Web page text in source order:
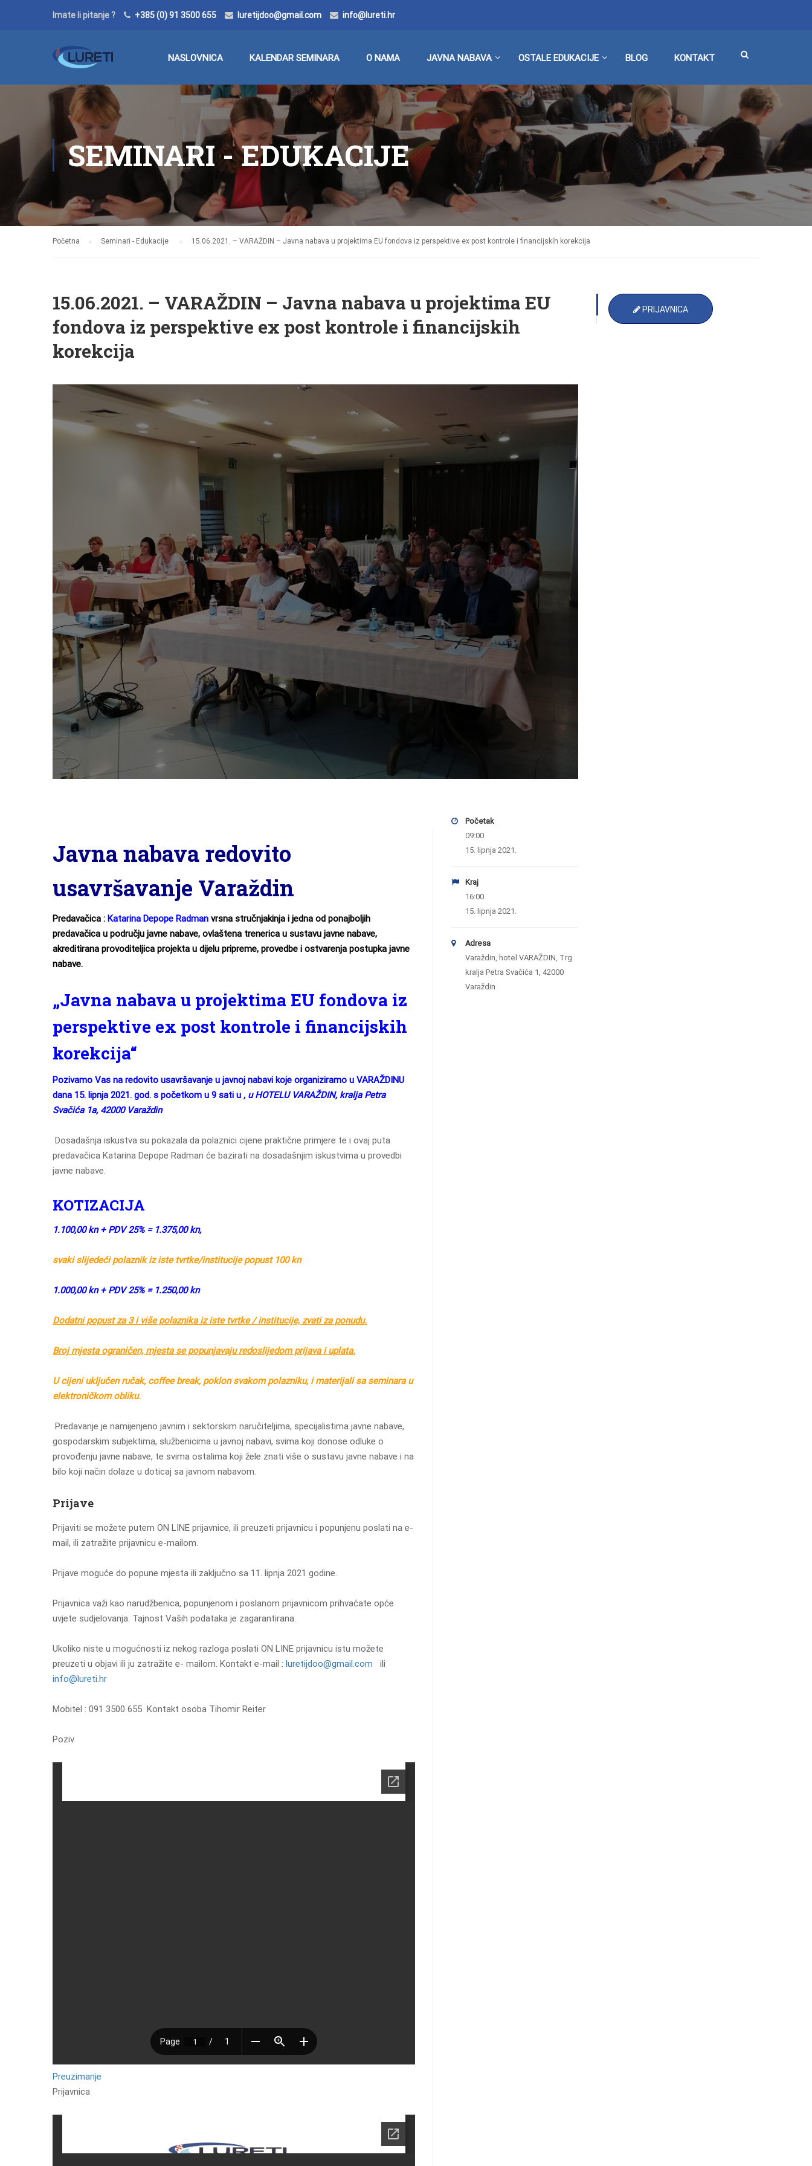
Imate li pitanje ? +385 (0) 91 3500 655 luretijdoo@gmail.com info@lureti.hr
NASLOVNICA KALENDAR SEMINARA O NAMA JAVNA NABAVA OSTALE EDUKACIJE BLOG KONTAKT
SEMINARI - EDUKACIJE
Početna Seminari - Edukacije 15.06.2021. – VARAŽDIN – Javna nabava u projektima EU fondova iz perspektive ex post kontrole i financijskih korekcija
15.06.2021. – VARAŽDIN – Javna nabava u projektima EU
fondova iz perspektive ex post kontrole i financijskih
korekcija
Javna nabava redovito
usavršavanje Varaždin
Predavačica : Katarina Depope Radman vrsna stručnjakinja i jedna od ponajboljih
predavačica u području javne nabave, ovlaštena trenerica u sustavu javne nabave,
akreditirana provoditeljica projekta u dijelu pripreme, provedbe i ostvarenja postupka javne
nabave.
„Javna nabava u projektima EU fondova iz
perspektive ex post kontrole i financijskih
korekcija“
Pozivamo Vas na redovito usavršavanje u javnoj nabavi koje organiziramo u VARAŽDINU
dana 15. lipnja 2021. god. s početkom u 9 sati u , u HOTELU VARAŽDIN, kralja Petra
Svačića 1a, 42000 Varaždin
Dosadašnja iskustva su pokazala da polaznici cijene praktične primjere te i ovaj puta
predavačica Katarina Depope Radman će bazirati na dosadašnjim iskustvima u provedbi
javne nabave.
KOTIZACIJA
1.100,00 kn + PDV 25% = 1.375,00 kn,
svaki slijedeći polaznik iz iste tvrtke/institucije popust 100 kn
1.000,00 kn + PDV 25% = 1.250,00 kn
Dodatni popust za 3 i više polaznika iz iste tvrtke / institucije, zvati za ponudu.
Broj mjesta ograničen, mjesta se popunjavaju redoslijedom prijava i uplata.
U cijeni uključen ručak, coffee break, poklon svakom polazniku, i materijali sa seminara u
elektroničkom obliku.
Predavanje je namijenjeno javnim i sektorskim naručiteljima, specijalistima javne nabave,
gospodarskim subjektima, službenicima u javnoj nabavi, svima koji donose odluke o
provođenju javne nabave, te svima ostalima koji žele znati više o sustavu javne nabave i na
bilo koji način dolaze u doticaj sa javnom nabavom.
Prijave
Prijaviti se možete putem ON LINE prijavnice, ili preuzeti prijavnicu i popunjenu poslati na e-
mail, ili zatražite prijavnicu e-mailom.
Prijave moguće do popune mjesta ili zaključno sa 11. lipnja 2021 godine.
Prijavnica važi kao narudžbenica, popunjenom i poslanom prijavnicom prihvaćate opće
uvjete sudjelovanja. Tajnost Vaših podataka je zagarantirana.
Ukoliko niste u mogućnosti iz nekog razloga poslati ON LINE prijavnicu istu možete
preuzeti u objavi ili ju zatražite e- mailom. Kontakt e-mail : luretijdoo@gmail.com ili
info@lureti.hr
Mobitel : 091 3500 655 Kontakt osoba Tihomir Reiter
Poziv
Preuzimanje
Prijavnica
Početak
09:00
15. lipnja 2021.
Kraj
16:00
15. lipnja 2021.
Adresa
Varaždin, hotel VARAŽDIN, Trg
kralja Petra Svačića 1, 42000
Varaždin
PRIJAVNICA